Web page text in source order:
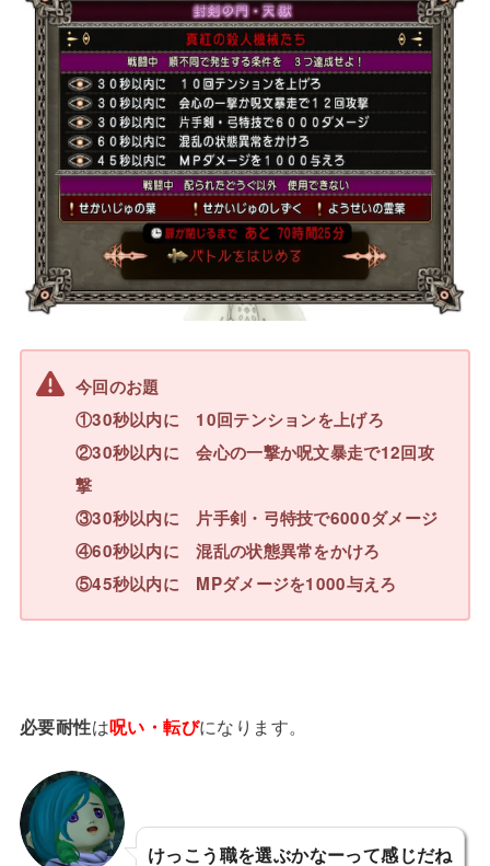
今回のお題
①30秒以内に 10回テンションを上げろ
②30秒以内に 会心の一撃か呪文暴走で12回攻
撃
③30秒以内に 片手剣・弓特技で6000ダメージ
④60秒以内に 混乱の状態異常をかけろ
⑤45秒以内に MPダメージを1000与えろ
必要耐性は呪い・転びになります。
けっこう職を選ぶかなーって感じだね